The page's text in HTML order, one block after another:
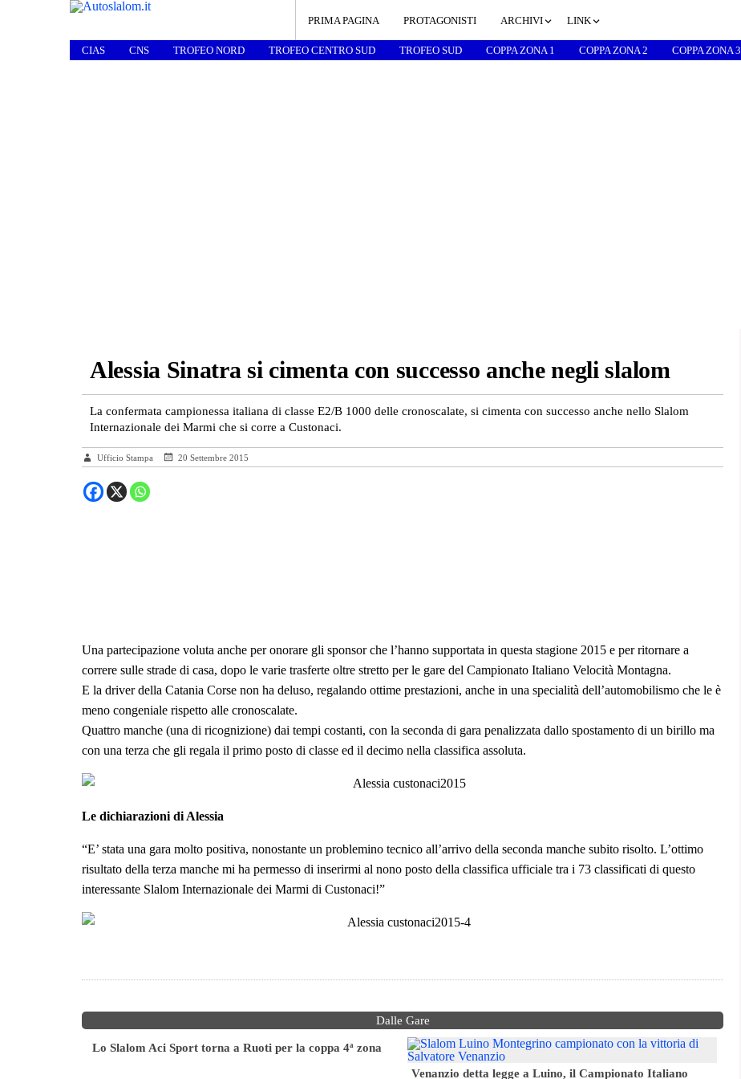
PRIMA PAGINA PROTAGONISTI ARCHIVI LINK
CIAS CNS TROFEO NORD TROFEO CENTRO SUD TROFEO SUD COPPA ZONA 1 COPPA ZONA 2 COPPA ZONA 3
Alessia Sinatra si cimenta con successo anche negli slalom
La confermata campionessa italiana di classe E2/B 1000 delle cronoscalate, si cimenta con successo anche nello Slalom
Internazionale dei Marmi che si corre a Custonaci.
Ufficio Stampa 20 Settembre 2015
Una partecipazione voluta anche per onorare gli sponsor che l’hanno supportata in questa stagione 2015 e per ritornare a
correre sulle strade di casa, dopo le varie trasferte oltre stretto per le gare del Campionato Italiano Velocità Montagna.
E la driver della Catania Corse non ha deluso, regalando ottime prestazioni, anche in una specialità dell’automobilismo che le è
meno congeniale rispetto alle cronoscalate.
Quattro manche (una di ricognizione) dai tempi costanti, con la seconda di gara penalizzata dallo spostamento di un birillo ma
con una terza che gli regala il primo posto di classe ed il decimo nella classifica assoluta.
Le dichiarazioni di Alessia
“E’ stata una gara molto positiva, nonostante un problemino tecnico all’arrivo della seconda manche subito risolto. L’ottimo
risultato della terza manche mi ha permesso di inserirmi al nono posto della classifica ufficiale tra i 73 classificati di questo
interessante Slalom Internazionale dei Marmi di Custonaci!”
Dalle Gare
Lo Slalom Aci Sport torna a Ruoti per la coppa 4ª zona
Venanzio detta legge a Luino, il Campionato Italiano